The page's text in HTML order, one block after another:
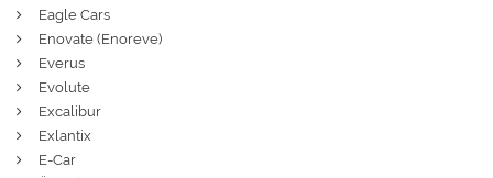
Eagle Cars
Enovate (Enoreve)
Everus
Evolute
Excalibur
Exlantix
E-Car